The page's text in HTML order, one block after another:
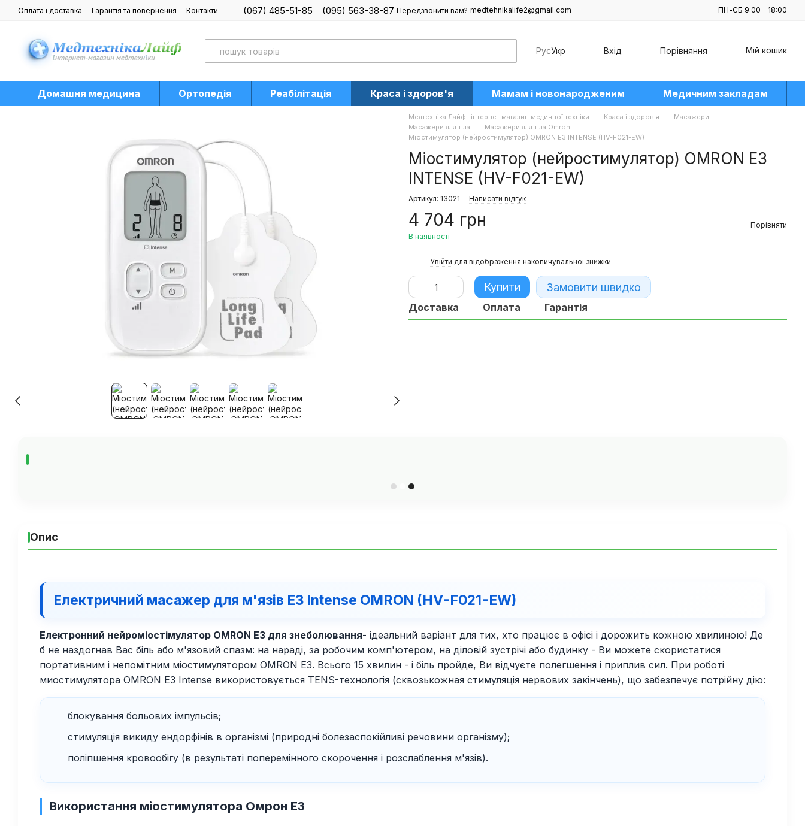
Перейти до основного контенту
Оплата і доставка Гарантія та повернення
Контакти
(067) 485-51-85 (095) 563-38-87 Передзвонити вам? medtehnikalife2@gmail.com ПН-СБ 9:00 - 18:00
РусУкр Вхід Порівняння Мій кошик
Домашня медицина Ортопедія Реабілітація Краса і здоров'я Мамам і новонародженим Медичним закладам
Медтехніка Лайф -інтернет магазин медичної техніки Краса і здоров'я
Масажери
Масажери для тіла
Масажери для тіла Omron
Міостимулятор (нейростимулятор) OMRON E3 INTENSE (HV-F021-EW)
Міостимулятор (нейростимулятор) OMRON E3
INTENSE (HV-F021-EW)
Артикул: 13021 Написати відгук
4 704 грн
В наявності
Порівняти
Увійти для відображення накопичувальної знижки
Купити Замовити швидко
Доставка Оплата Гарантія
Опис
Електричний масажер для м'язів E3 Intense OMRON (HV-F021-EW)
Електронний нейроміостімулятор OMRON E3 для знеболювання- ідеальний варіант для тих, хто працює в офісі і дорожить кожною хвилиною! Де
б не наздогнав Вас біль або м'язовий спазм: на нараді, за робочим комп'ютером, на діловій зустрічі або будинку - Ви можете скористатися
портативним і непомітним міостимулятором OMRON E3. Всього 15 хвилин - і біль пройде, Ви відчуєте полегшення і приплив сил. При роботі
миостимулятора OMRON E3 Intense використовується TENS-технологія (сквозькожная стимуляція нервових закінчень), що забезпечує потрійну дію:
блокування больових імпульсів;
стимуляція викиду ендорфінів в організмі (природні болезаспокійливі речовини організму);
поліпшення кровообігу (в результаті поперемінного скорочення і розслаблення м'язів).
Використання міостимулятора Омрон Е3